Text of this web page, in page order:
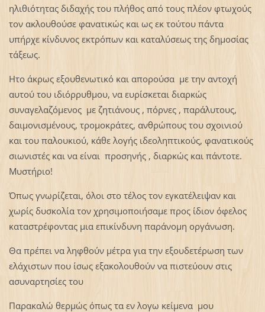
ηλιθιότητας διδαχής του πλήθος από τους πλέον φτωχούς
τον ακλουθούσε φανατικώς και ως εκ τούτου πάντα
υπήρχε κίνδυνος εκτρόπων και καταλύσεως της δημοσίας
τάξεως.
Ητο άκρως εξουθενωτικό και απορούσα με την αντοχή
αυτού του ιδιόρρυθμου, να ευρίσκεται διαρκώς
συναγελαζόμενος με ζητιάνους , πόρνες , παράλυτους,
δαιμονισμένους, τρομοκράτες, ανθρώπους του σχοινιού
και του παλουκιού, κάθε λογής ιδεοληπτικούς, φανατικούς
σιωνιστές και να είναι προσηνής , διαρκώς και πάντοτε.
Μυστήριο!
Όπως γνωρίζεται, όλοι στο τέλος τον εγκατέλειψαν και
χωρίς δυσκολία τον χρησιμοποιήσαμε προς ίδιον όφελος
καταστρέφοντας μια επικίνδυνη παράνομη οργάνωση.
Θα πρέπει να ληφθούν μέτρα για την εξουδετέρωση των
ελάχιστων που ίσως εξακολουθούν να πιστεύουν στις
ασυναρτησίες του
Παρακαλώ θερμώς όπως τα εν λογω κείμενα μου